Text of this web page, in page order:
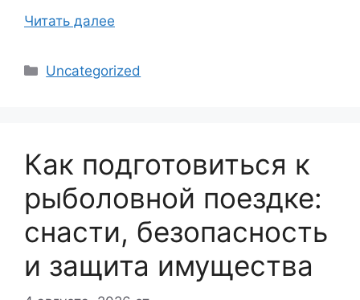
Читать далее
Рубрики
Uncategorized
Как подготовиться к
рыболовной поездке:
снасти, безопасность
и защита имущества